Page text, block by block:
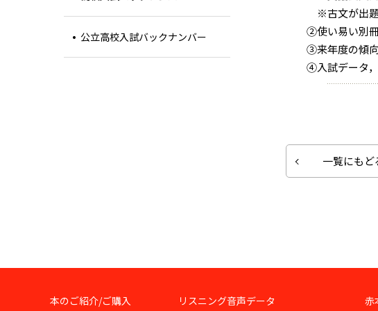
※古文が出題
②使い易い別冊
③来年度の傾
④入試データ
一覧にもど
公立高校入試バックナンバー
本のご紹介/ご購入 リスニング音声データ 赤